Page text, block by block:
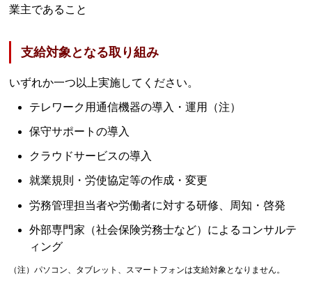
業主であること
支給対象となる取り組み
いずれか一つ以上実施してください。
テレワーク用通信機器の導入・運用（注）
保守サポートの導入
クラウドサービスの導入
就業規則・労使協定等の作成・変更
労務管理担当者や労働者に対する研修、周知・啓発
外部専門家（社会保険労務士など）によるコンサルテ
ィング
（注）パソコン、タブレット、スマートフォンは支給対象となりません。